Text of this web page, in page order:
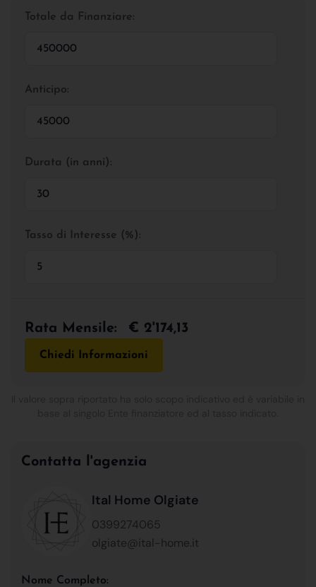
Totale da Finanziare:
Anticipo:
Durata (in anni):
Tasso di Interesse (%):
Rata Mensile: € 2'174,13
Chiedi Informazioni
Contatta l'agenzia
Ital Home Olgiate
0399274065
olgiate@ital-home.it
Nome Completo: